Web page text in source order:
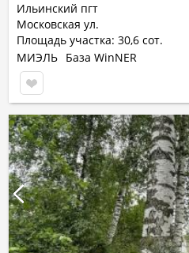
Ильинский пгт
Московская ул.
Площадь участка: 30,6 сот.
МИЭЛЬ База WinNER